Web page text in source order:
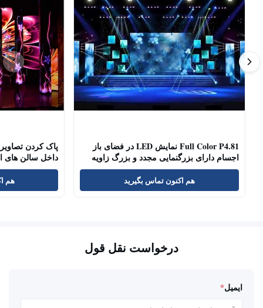
Full Color P4.81 نمایش LED در فضای باز
اجسام دارای بزرگنمایی مجدد و بزرگ زاویه
دید
هم اکنون تماس بگیرید
داخل سالن های
هم
درخواست نقل قول
ایمیل*